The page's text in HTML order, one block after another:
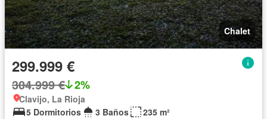
Chalet
299.999 €
304.999 € 2%
Clavijo, La Rioja
5 Dormitorios
3 Baños 235 m²